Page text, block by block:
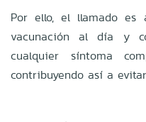
Por ello, el llamado es
vacunación al día y
cualquier síntoma
contribuyendo así a